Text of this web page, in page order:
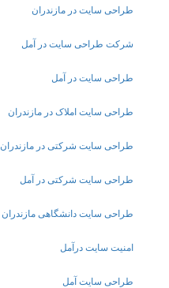
طراحی سایت در مازندران
شرکت طراحی سایت در آمل
طراحی سایت در آمل
طراحی سایت املاک در مازندران
طراحی سایت شرکتی در مازندران
طراحی سایت شرکتی در آمل
طراحی سایت دانشگاهی مازندران
امنیت سایت درآمل
طراحی سایت آمل